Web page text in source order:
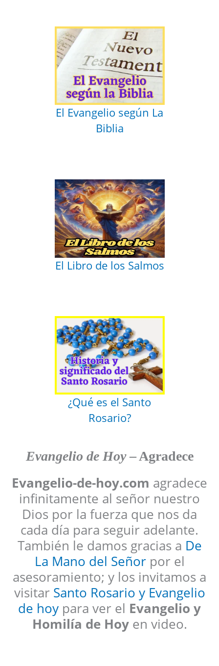
El Evangelio según La
Biblia
El Libro de los Salmos
¿Qué es el Santo
Rosario?
Evangelio de Hoy– Agradece
Evangelio-de-hoy.com agradece
infinitamente al señor nuestro
Dios por la fuerza que nos da
cada día para seguir adelante.
También le damos gracias a De
La Mano del Señorpor el
asesoramiento; y los invitamos a
visitar Santo Rosario y Evangelio
de hoy para ver el Evangelio y
Homilía de Hoyen video.